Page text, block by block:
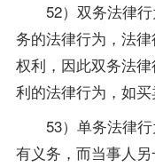
52）双务法律行
务的法律行为，法
权利，因此双务法
利的法律行为，如买
53）单务法律行
有义务，而当事人